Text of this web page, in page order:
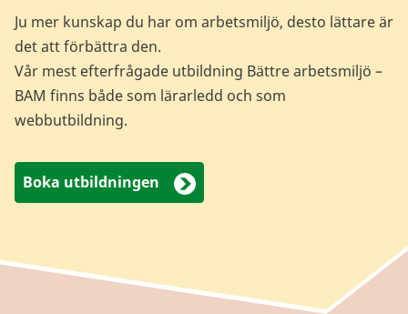
Ju mer kunskap du har om arbetsmiljö, desto lättare är
det att förbättra den.
Vår mest efterfrågade utbildning Bättre arbetsmiljö –
BAM finns både som lärarledd och som
webbutbildning.
Boka utbildningen